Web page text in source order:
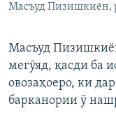
Масъуд Пизишкиён,
Масъуд
мегӯяд, қасди ба
овозаҳоеро, ки
барканории ӯ